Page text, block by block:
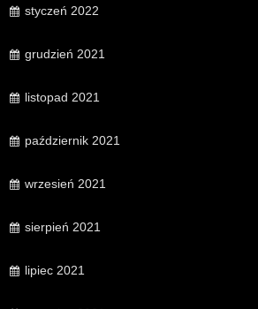
styczeń 2022
grudzień 2021
listopad 2021
październik 2021
wrzesień 2021
sierpień 2021
lipiec 2021